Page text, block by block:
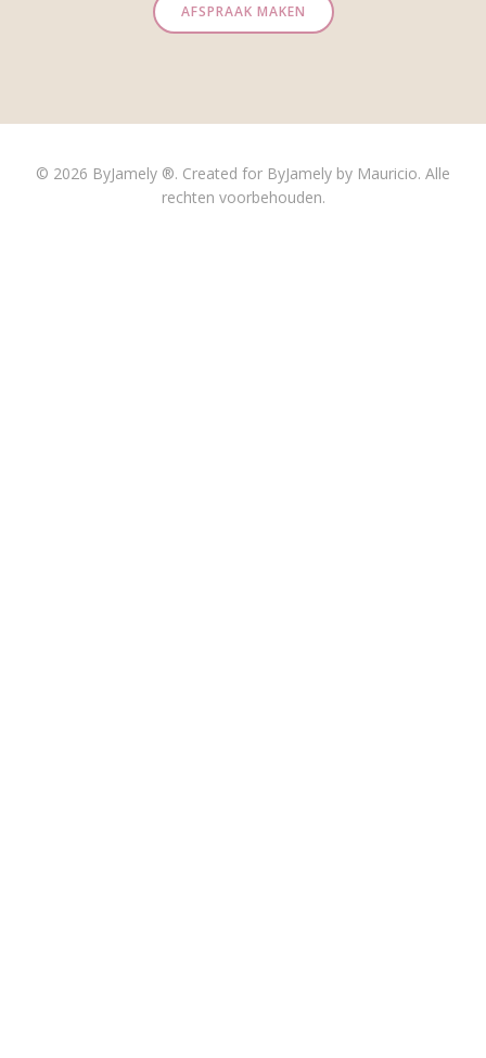
AFSPRAAK MAKEN
© 2026 ByJamely ®. Created for ByJamely by Mauricio. Alle
rechten voorbehouden.